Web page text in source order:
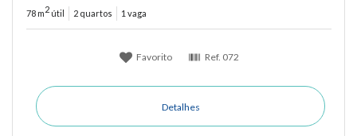
78 m2 útil 2 quartos 1 vaga
Favorito Ref. 072
Detalhes